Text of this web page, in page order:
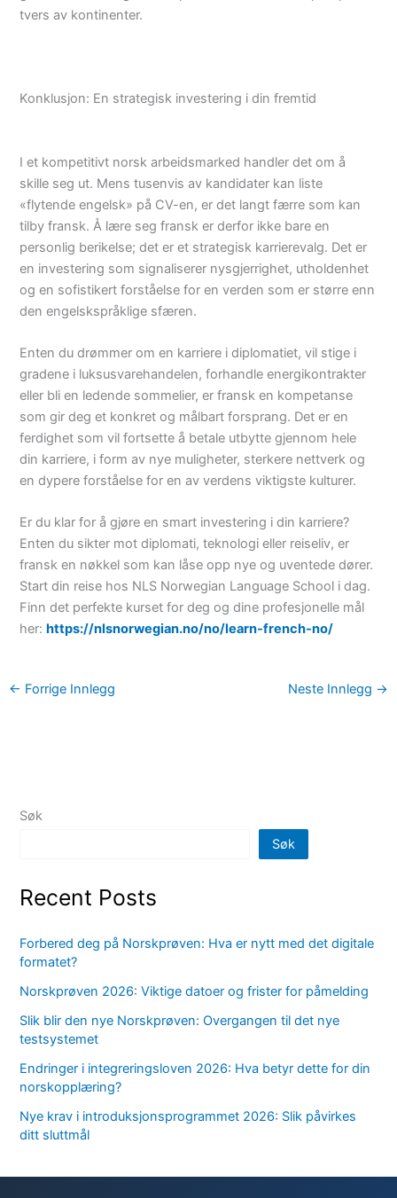
tvers av kontinenter.
Konklusjon: En strategisk investering i din fremtid
I et kompetitivt norsk arbeidsmarked handler det om å
skille seg ut. Mens tusenvis av kandidater kan liste
«flytende engelsk» på CV-en, er det langt færre som kan
tilby fransk. Å lære seg fransk er derfor ikke bare en
personlig berikelse; det er et strategisk karrierevalg. Det er
en investering som signaliserer nysgjerrighet, utholdenhet
og en sofistikert forståelse for en verden som er større enn
den engelskspråklige sfæren.
Enten du drømmer om en karriere i diplomatiet, vil stige i
gradene i luksusvarehandelen, forhandle energikontrakter
eller bli en ledende sommelier, er fransk en kompetanse
som gir deg et konkret og målbart forsprang. Det er en
ferdighet som vil fortsette å betale utbytte gjennom hele
din karriere, i form av nye muligheter, sterkere nettverk og
en dypere forståelse for en av verdens viktigste kulturer.
Er du klar for å gjøre en smart investering i din karriere?
Enten du sikter mot diplomati, teknologi eller reiseliv, er
fransk en nøkkel som kan låse opp nye og uventede dører.
Start din reise hos NLS Norwegian Language School i dag.
Finn det perfekte kurset for deg og dine profesjonelle mål
her: https://nlsnorwegian.no/no/learn-french-no/
← Forrige Innlegg Neste Innlegg →
Søk
Søk
Recent Posts
Forbered deg på Norskprøven: Hva er nytt med det digitale
formatet?
Norskprøven 2026: Viktige datoer og frister for påmelding
Slik blir den nye Norskprøven: Overgangen til det nye
testsystemet
Endringer i integreringsloven 2026: Hva betyr dette for din
norskopplæring?
Nye krav i introduksjonsprogrammet 2026: Slik påvirkes
ditt sluttmål